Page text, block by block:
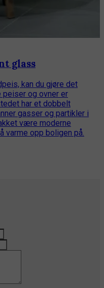
glass
kan du gjøre det
peiser og ovner er
har et dobbelt
gasser og partikler i
være moderne
varme opp boligen på.